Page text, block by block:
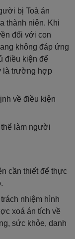
bị Toà án
thành niên. Khi
đối với con
không đáp ứng
điều kiện để
là trường hợp
về điều kiện
làm người
cần thiết để thực
nhiệm hình
xoá án tích về
sức khỏe, danh